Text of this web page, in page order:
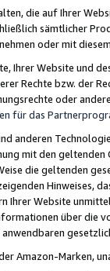
die auf Ihrer
sämtlicher
oder mit
Ihrer Website und
Rechte bzw. der
oder
für das
anderen
mit den
die geltenden
Hinweises,
Ihrer Website
über die
Amazon-Marken,